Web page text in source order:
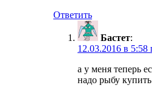
Ответить
Бастет:
12.03.2016 в 5:58
а у меня теперь
надо рыбу купить